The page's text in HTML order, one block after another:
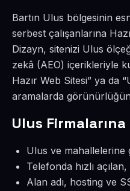
Bartın Ulus bölgesinin
serbest çalışanlarına
Dizayn, sitenizi Ulus
zekâ (AEO) içerikleriyle
Hazır Web Sitesi” ya da
aramalarda
Ulus Firmalarına
Ulus ve mahallelerine
Telefonda hızlı
Alan adı, hosting ve